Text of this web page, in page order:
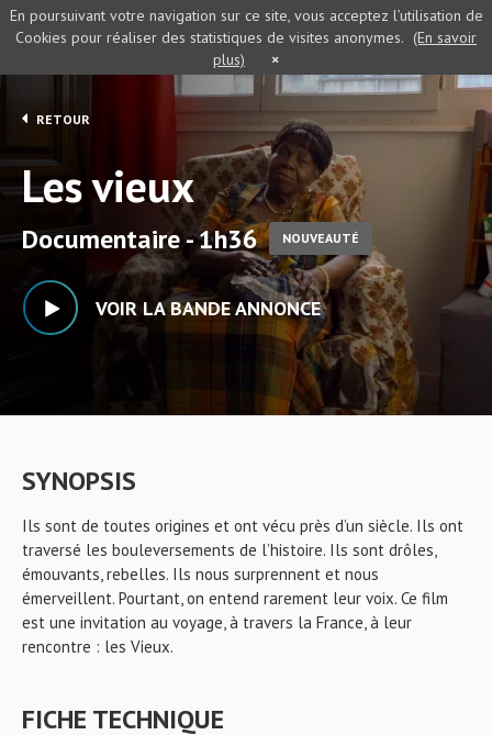
RETOUR
Les vieux
Documentaire - 1h36 NOUVEAUTÉ
VOIR LA BANDE ANNONCE
SYNOPSIS
Ils sont de toutes origines et ont vécu près d’un siècle. Ils ont
traversé les bouleversements de l’histoire. Ils sont drôles,
émouvants, rebelles. Ils nous surprennent et nous
émerveillent. Pourtant, on entend rarement leur voix. Ce film
est une invitation au voyage, à travers la France, à leur
rencontre : les Vieux.
FICHE TECHNIQUE
En poursuivant votre navigation sur ce site, vous acceptez l’utilisation de
Cookies pour réaliser des statistiques de visites anonymes. (En savoir
plus)
×